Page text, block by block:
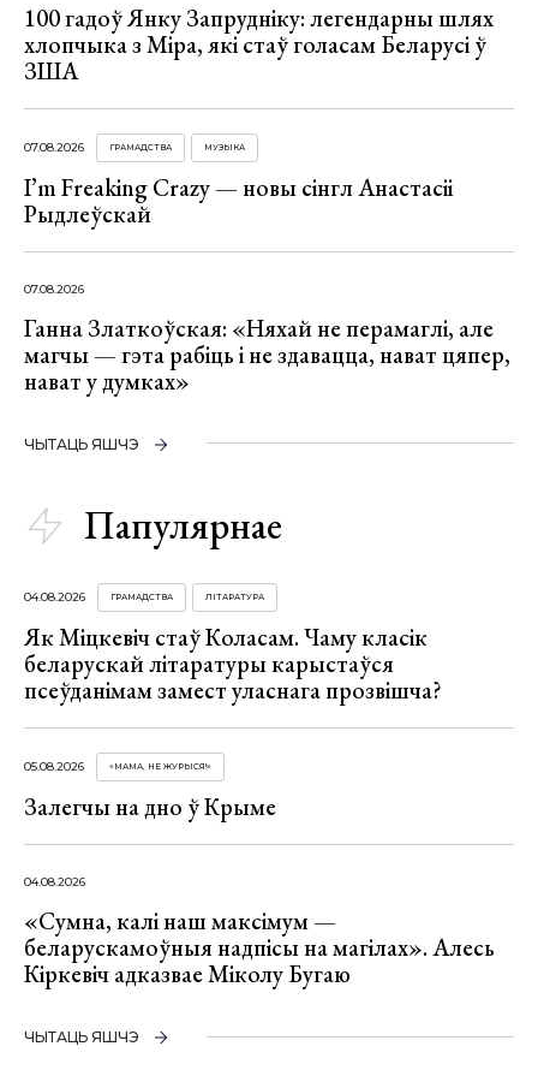
100 гадоў Янку Запрудніку: легендарны шлях
хлопчыка з Міра, які стаў голасам Беларусі ў
ЗША
07.08.2026 ГРАМАДСТВА МУЗЫКА
I’m Freaking Crazy — новы сінгл Анастасіі
Рыдлеўскай
07.08.2026
Ганна Златкоўская: «Няхай не перамаглі, але
магчы — гэта рабіць і не здавацца, нават цяпер,
нават у думках»
ЧЫТАЦЬ ЯШЧЭ
Папулярнае
04.08.2026 ГРАМАДСТВА ЛІТАРАТУРА
Як Міцкевіч стаў Коласам. Чаму класік
беларускай літаратуры карыстаўся
псеўданімам замест уласнага прозвішча?
05.08.2026 «МАМА, НЕ ЖУРЫСЯ!»
Залегчы на дно ў Крыме
04.08.2026
«Сумна, калі наш максімум —
беларускамоўныя надпісы на магілах». Алесь
Кіркевіч адказвае Міколу Бугаю
ЧЫТАЦЬ ЯШЧЭ